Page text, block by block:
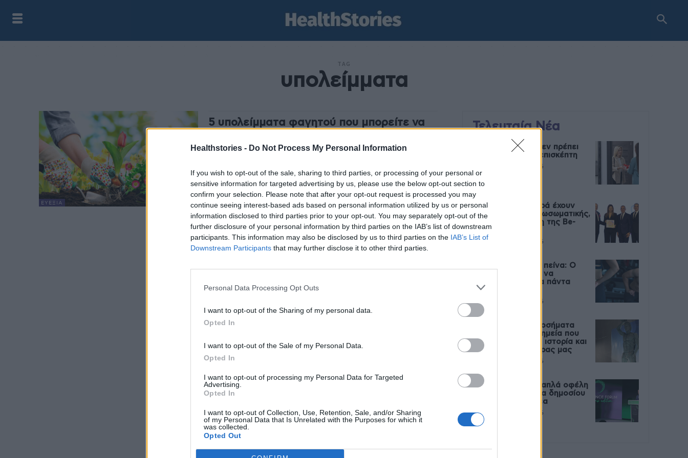
Healthstories - Do Not Process My Personal Information
If you wish to opt-out of the sale, sharing to third parties, or processing of your personal or
sensitive information for targeted advertising by us, please use the below opt-out section to
confirm your selection. Please note that after your opt-out request is processed you may
continue seeing interest-based ads based on personal information utilized by us or personal
information disclosed to third parties prior to your opt-out. You may separately opt-out of the
further disclosure of your personal information by third parties on the IAB’s list of downstream
participants. This information may also be disclosed by us to third parties on the IAB’s List of
Downstream Participants that may further disclose it to other third parties.
Personal Data Processing Opt Outs
I want to opt-out of the Sharing of my personal data.
Opted In
I want to opt-out of the Sale of my Personal Data.
Opted In
I want to opt-out of processing my Personal Data for Targeted
Advertising.
Opted In
I want to opt-out of Collection, Use, Retention, Sale, and/or Sharing
of my Personal Data that Is Unrelated with the Purposes for which it
was collected.
Opted Out
TAG
υπολείμματα
ΕΥΕΞΊΑ
5 υπολείμματα φαγητού που μπορείτε να
healthstories - 27 Μαρτίου 2024
παρασκευών που κάνετε στην κουζίνα, χρησιμοποιήστε τα
στον κήπο σας και τις γλάστρες. Πολλά από...
Τελευταία Νέα
9 πράγματα που δεν πρέπει
να λέτε σε έναν επισκέπτη
27 Φεβρουαρίου 2026
Πάνω από 100 μωρά έχουν
γεννηθεί μέσω εξωσωματικής,
με την υποστήριξη της Be-
Live
27 Φεβρουαρίου 2026
Μεταπροπονητική πείνα: Ο
λόγος που θέλεις να
καταβροχθίσεις τα πάντα
μετά την άσκηση
27 Φεβρουαρίου 2026
Ωρίων – Σπάνια νοσήματα
συνδέονται με μνημεία που
διαμόρφωσαν την ιστορία και
το πνεύμα της χώρας μας
27 Φεβρουαρίου 2026
Γεωργιάδης: Πολλαπλά οφέλη
από τη συνεργασία δημοσίου
και ιδιωτικού τομέα
27 Φεβρουαρίου 2026